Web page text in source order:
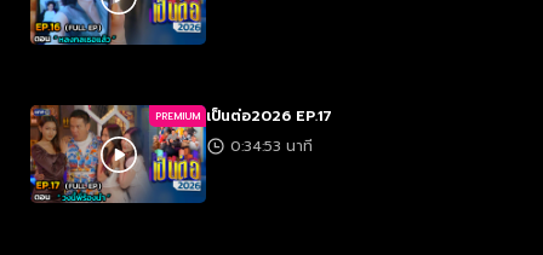
PREMIUM เป็นต่อ2026 EP.17
0:34:53 นาที